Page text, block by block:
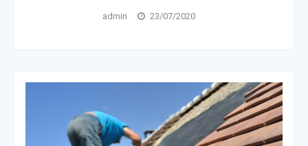
admin 23/07/2020